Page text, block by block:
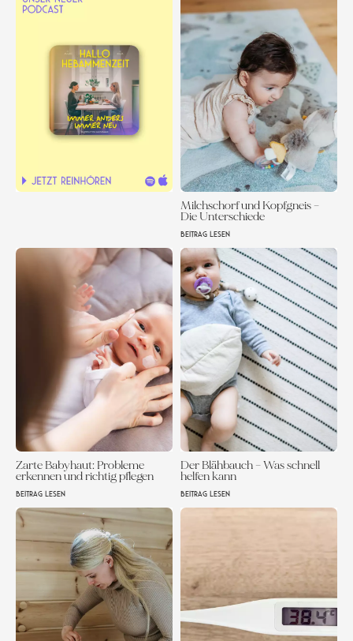
Milchschorf und Kopfgneis –
Die Unterschiede
BEITRAG LESEN
Zarte Babyhaut: Probleme
erkennen und richtig pflegen
BEITRAG LESEN
Der Blähbauch – Was schnell
helfen kann
BEITRAG LESEN